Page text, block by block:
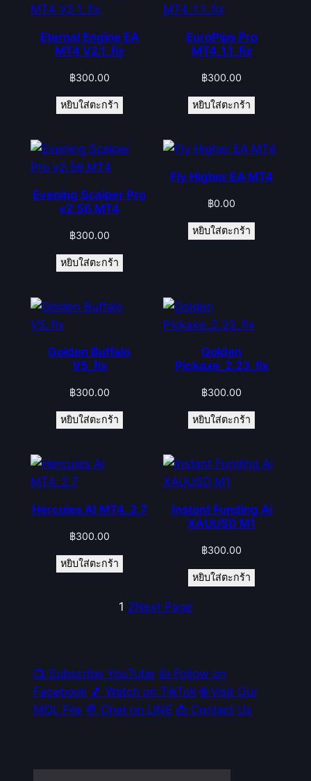
Eternal Engine EA
MT4 V2.1_fix
฿300.00
หยิบใส่ตะกร้า
EuroPips Pro
MT4_1.1_fix
฿300.00
หยิบใส่ตะกร้า
Evening Scalper Pro
v2.56 MT4
฿300.00
หยิบใส่ตะกร้า
Fly Higher EA MT4
฿0.00
หยิบใส่ตะกร้า
Golden Buffalo
V5_fix
฿300.00
หยิบใส่ตะกร้า
Golden
Pickaxe_2.23_fix
฿300.00
หยิบใส่ตะกร้า
Hercules AI MT4_2.7
฿300.00
หยิบใส่ตะกร้า
Instant Funding Ai
XAUUSD M1
฿300.00
หยิบใส่ตะกร้า
1 2Next Page
📺 Subscribe YouTube 👍 Follow on
Facebook 🎵 Watch on TikTok 🌐 Visit Our
MQL File 💬 Chat on LINE 📩 Contact Us